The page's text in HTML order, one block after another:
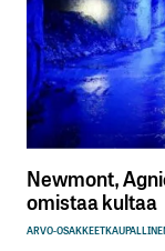
Newmont,
omistaa kultaa
ARVO-OSAKKEET